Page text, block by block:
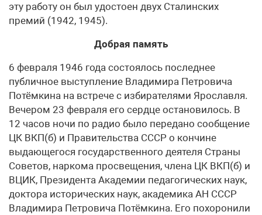
эту работу он был удостоен двух Сталинских
премий (1942, 1945).
Добрая память
6 февраля 1946 года состоялось последнее
публичное выступление Владимира Петровича
Потёмкина на встрече с избирателями Ярославля.
Вечером 23 февраля его сердце остановилось. В
12 часов ночи по радио было передано сообщение
ЦК ВКП(б) и Правительства СССР о кончине
выдающегося государственного деятеля Страны
Советов, наркома просвещения, члена ЦК ВКП(б) и
ВЦИК, Президента Академии педагогических наук,
доктора исторических наук, академика АН СССР
Владимира Петровича Потёмкина. Его похоронили